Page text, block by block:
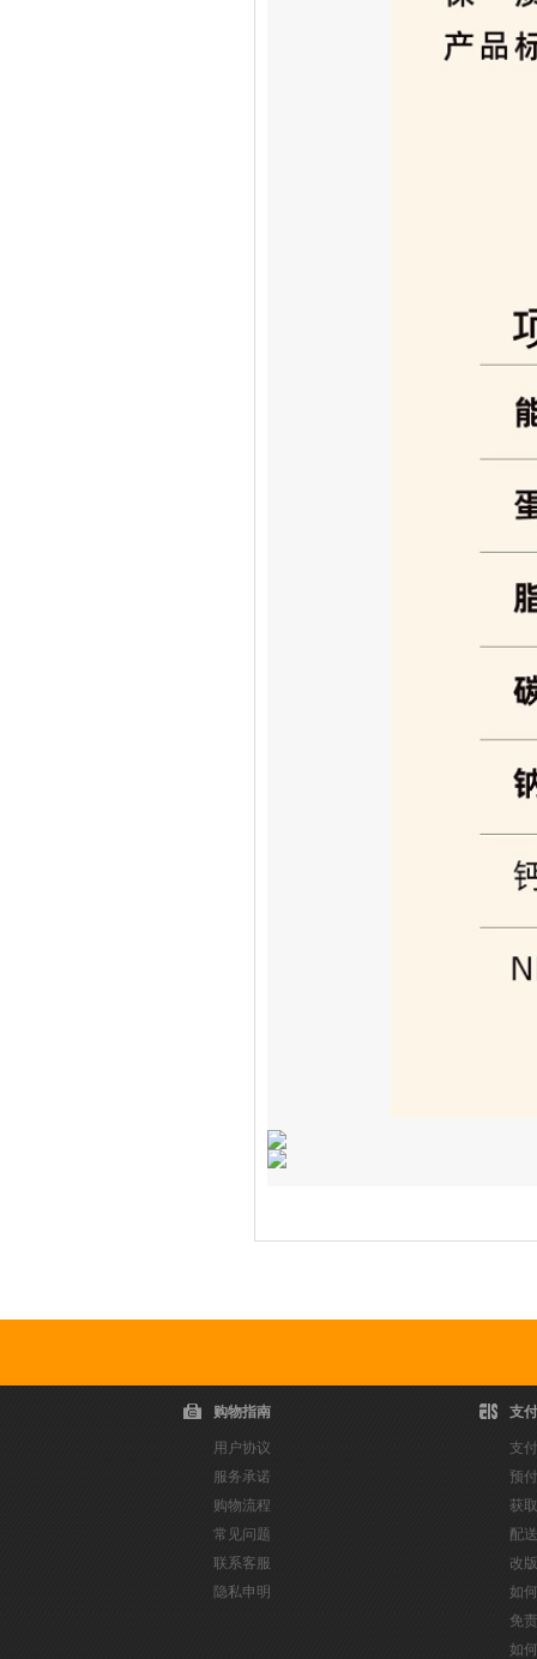
购物指南
用户协议
服务承诺
购物流程
常见问题
联系客服
隐私申明
支
支
预
获
配
改
如
免
如